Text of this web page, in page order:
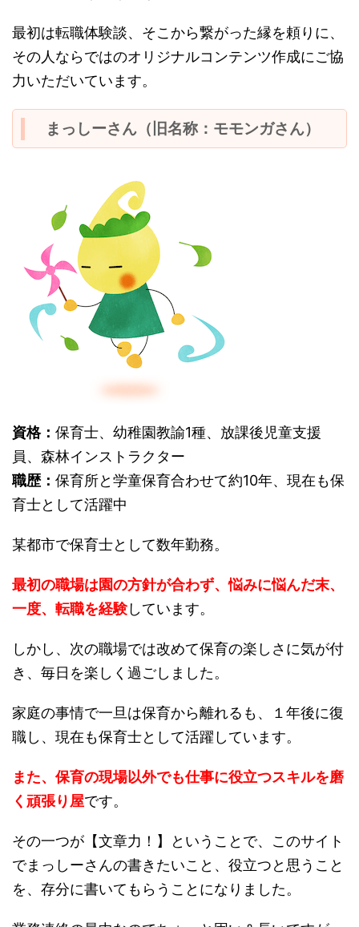
最初は転職体験談、そこから繋がった縁を頼りに、
その人ならではのオリジナルコンテンツ作成にご協
力いただいています。
まっしーさん（旧名称：モモンガさん）
資格： 保育士、幼稚園教諭1種、放課後児童支援
員、森林インストラクター
職歴： 保育所と学童保育合わせて約10年、現在も保
育士として活躍中
某都市で保育士として数年勤務。
最初の職場は園の方針が合わず、悩みに悩んだ末、
一度、転職を経験しています。
しかし、次の職場では改めて保育の楽しさに気が付
き、毎日を楽しく過ごしました。
家庭の事情で一旦は保育から離れるも、１年後に復
職し、現在も保育士として活躍しています。
また、保育の現場以外でも仕事に役立つスキルを磨
く頑張り屋です。
その一つが【文章力！】ということで、このサイト
でまっしーさんの書きたいこと、役立つと思うこと
を、存分に書いてもらうことになりました。